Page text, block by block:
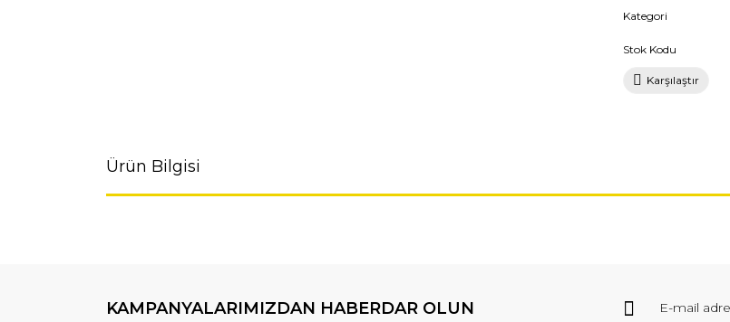
Kategori
Stok Kodu
Karşılaştır
Ürün Bilgisi
KAMPANYALARIMIZDAN HABERDAR OLUN